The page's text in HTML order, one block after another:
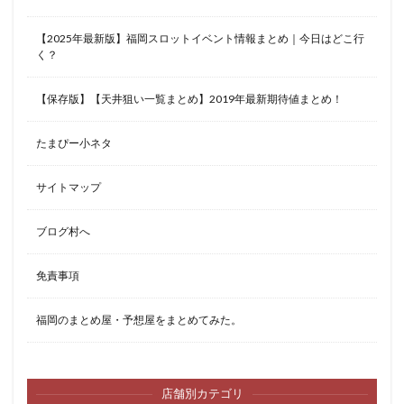
【2025年最新版】福岡スロットイベント情報まとめ｜今日はどこ行
く？
【保存版】【天井狙い一覧まとめ】2019年最新期待値まとめ！
たまぴー小ネタ
サイトマップ
ブログ村へ
免責事項
福岡のまとめ屋・予想屋をまとめてみた。
店舗別カテゴリ